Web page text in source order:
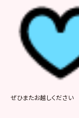
ぜひまたお越しください